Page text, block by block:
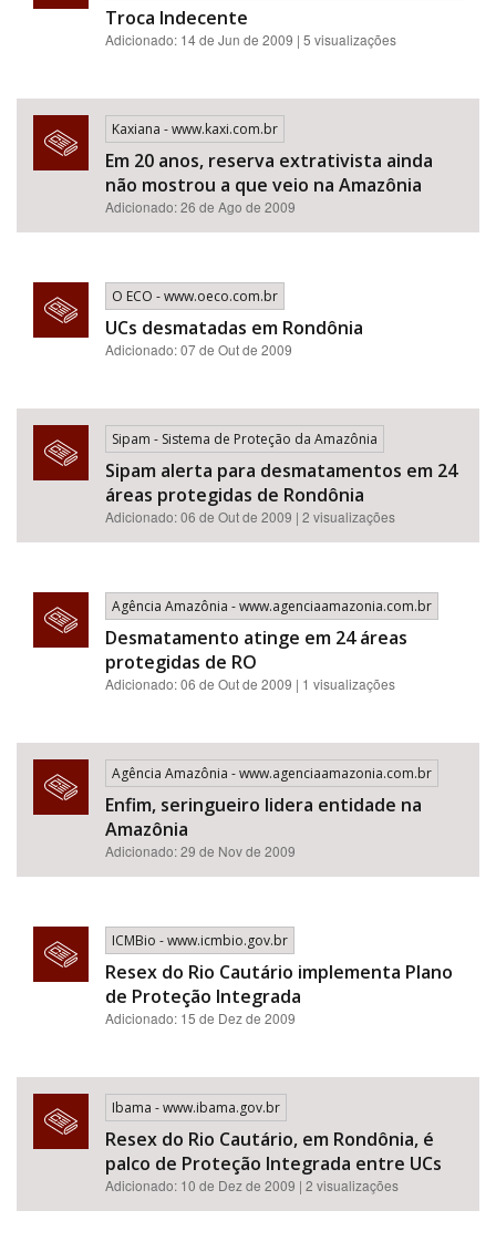
Troca Indecente
Adicionado: 14 de Jun de 2009 | 5 visualizações
Kaxiana - www.kaxi.com.br
Em 20 anos, reserva extrativista ainda
não mostrou a que veio na Amazônia
Adicionado: 26 de Ago de 2009
O ECO - www.oeco.com.br
UCs desmatadas em Rondônia
Adicionado: 07 de Out de 2009
Sipam - Sistema de Proteção da Amazônia
Sipam alerta para desmatamentos em 24
áreas protegidas de Rondônia
Adicionado: 06 de Out de 2009 | 2 visualizações
Agência Amazônia - www.agenciaamazonia.com.br
Desmatamento atinge em 24 áreas
protegidas de RO
Adicionado: 06 de Out de 2009 | 1 visualizações
Agência Amazônia - www.agenciaamazonia.com.br
Enfim, seringueiro lidera entidade na
Amazônia
Adicionado: 29 de Nov de 2009
ICMBio - www.icmbio.gov.br
Resex do Rio Cautário implementa Plano
de Proteção Integrada
Adicionado: 15 de Dez de 2009
Ibama - www.ibama.gov.br
Resex do Rio Cautário, em Rondônia, é
palco de Proteção Integrada entre UCs
Adicionado: 10 de Dez de 2009 | 2 visualizações